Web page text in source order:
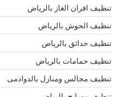
تنظيف افران الغاز بالرياض
تنظيف الحوش بالرياض
تنظيف حدائق بالرياض
تنظيف حمامات بالرياض
تنظيف مجالس ومنازل بالدوادمى